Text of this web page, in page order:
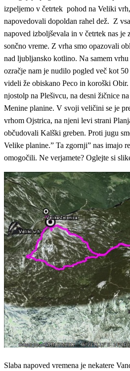
izpeljemo v četrtek pohod na Veliki
napovedovali dopoldan rahel dež. Z
napoved izboljševala in v četrtek nas
sončno vreme. Z vrha smo opazovali
nad ljubljansko kotlino. Na samem
ozračje nam je nudilo pogled več kot
videli že obiskano Peco in koroški
njostolp na Plešivcu, na desni žičnice
Menine planine. V svoji veličini se je
vrhom Ojstrica, na njeni levi strani
občudovali Kalški greben. Proti jugu
Velike planine.” Ta zgornji” nas imajo
omogočili. Ne verjamete? Oglejte si
Slaba napoved vremena je nekatere